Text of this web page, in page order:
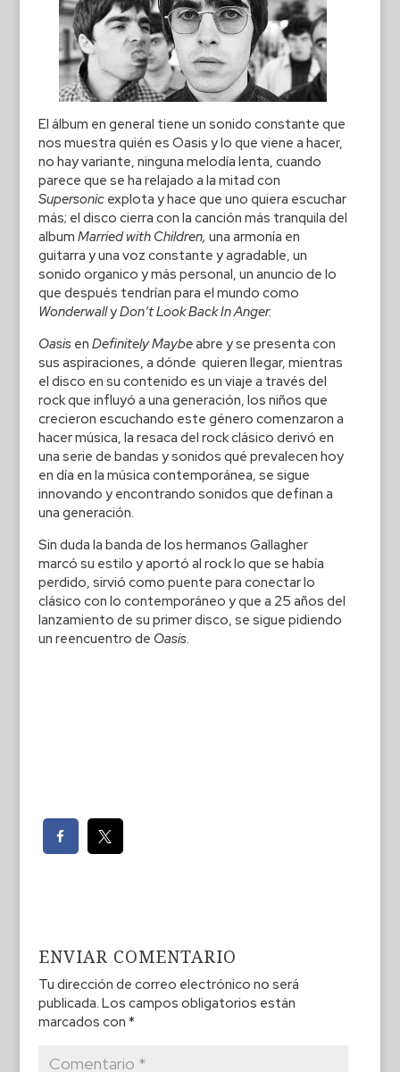
El álbum en general tiene un sonido constante que
nos muestra quién es Oasis y lo que viene a hacer,
no hay variante, ninguna melodía lenta, cuando
parece que se ha relajado a la mitad con
Supersonic explota y hace que uno quiera escuchar
más; el disco cierra con la canción más tranquila del
album Married with Children, una armonía en
guitarra y una voz constante y agradable, un
sonido organico y más personal, un anuncio de lo
que después tendrían para el mundo como
WonderwallyDon’t Look Back In Anger.
Oasisen Definitely Maybeabre y se presenta con
sus aspiraciones, a dónde quieren llegar, mientras
el disco en su contenido es un viaje a través del
rock que influyó a una generación, los niños que
crecieron escuchando este género comenzaron a
hacer música, la resaca del rock clásico derivó en
una serie de bandas y sonidos qué prevalecen hoy
en día en la música contemporánea, se sigue
innovando y encontrando sonidos que definan a
una generación.
Sin duda la banda de los hermanos Gallagher
marcó su estilo y aportó al rock lo que se había
perdido, sirvió como puente para conectar lo
clásico con lo contemporáneo y que a 25 años del
lanzamiento de su primer disco, se sigue pidiendo
un reencuentro de Oasis.
ENVIAR COMENTARIO
Tu dirección de correo electrónico no será
publicada. Los campos obligatorios están
marcados con *